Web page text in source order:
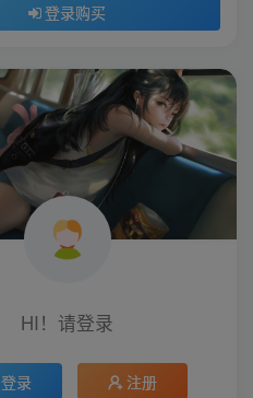
登录购买
HI！请登录
登录 注册